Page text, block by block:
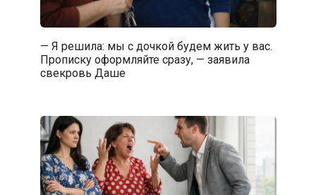
— Я решила: мы с дочкой будем жить у вас.
Прописку оформляйте сразу, — заявила
свекровь Даше